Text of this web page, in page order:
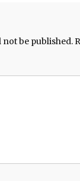
not be published.